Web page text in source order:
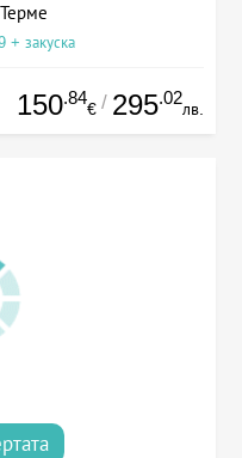
+ закуска
150.84
€ / 295.02
лв.